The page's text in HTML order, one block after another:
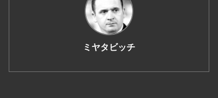
ミヤタビッチ